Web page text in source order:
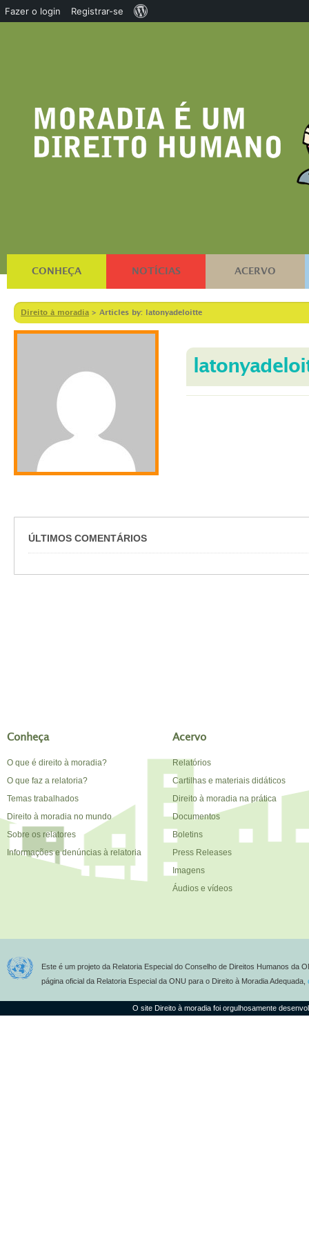
CONHEÇA NOTÍCIAS ACERVO
Direito à moradia > Articles by: latonyadeloitte
ÚLTIMOS COMENTÁRIOS
Conheça
O que é direito à moradia?
O que faz a relatoria?
Temas trabalhados
Direito à moradia no mundo
Sobre os relatores
Informações e denúncias à relatoria
Acervo
Relatórios
Cartilhas e materiais didáticos
Direito à moradia na prática
Documentos
Boletins
Press Releases
Imagens
Áudios e vídeos
Este é um projeto da Relatoria Especial do Conselho de Direitos Humanos da
página oficial da Relatoria Especial da ONU para o Direito à Moradia Adequada,
O site Direito à moradia foi orgulhosamente
Fazer o login Registrar-se